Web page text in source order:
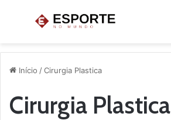
Menu
Início /Cirurgia Plastica
Cirurgia Plastica